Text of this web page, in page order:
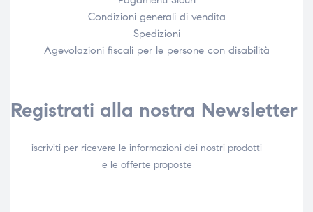
Condizioni generali di vendita
Spedizioni
Agevolazioni fiscali per le persone con disabilità​
Registrati alla nostra Newsletter
iscriviti per ricevere le informazioni dei nostri prodotti
e le offerte proposte